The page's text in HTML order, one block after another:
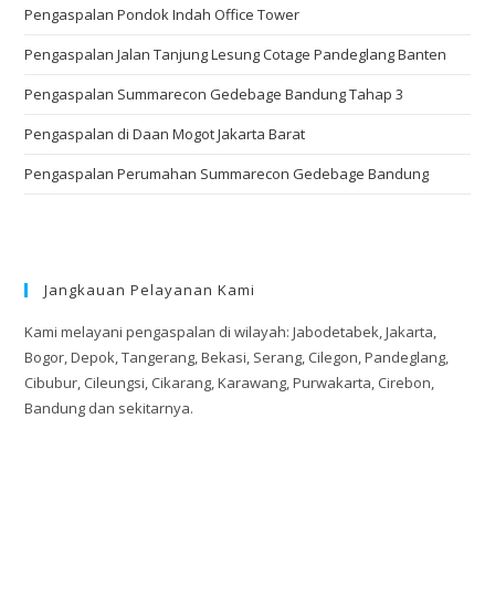
Pengaspalan Pondok Indah Office Tower
Pengaspalan Jalan Tanjung Lesung Cotage Pandeglang Banten
Pengaspalan Summarecon Gedebage Bandung Tahap 3
Pengaspalan di Daan Mogot Jakarta Barat
Pengaspalan Perumahan Summarecon Gedebage Bandung
Jangkauan Pelayanan Kami
Kami melayani pengaspalan di wilayah: Jabodetabek, Jakarta,
Bogor, Depok, Tangerang, Bekasi, Serang, Cilegon, Pandeglang,
Cibubur, Cileungsi, Cikarang, Karawang, Purwakarta, Cirebon,
Bandung dan sekitarnya.